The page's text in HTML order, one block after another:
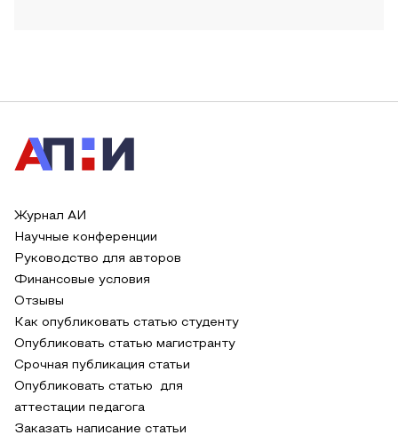
Журнал АИ
Научные конференции
Руководство для авторов
Финансовые условия
Отзывы
Как опубликовать статью студенту
Опубликовать статью магистранту
Срочная публикация статьи
Опубликовать статью для
аттестации педагога
Заказать написание статьи